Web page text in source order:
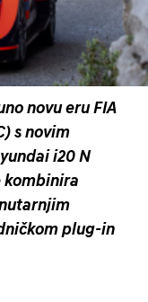
novu eru FIA
s novim
i20 N
kombinira
plug-in